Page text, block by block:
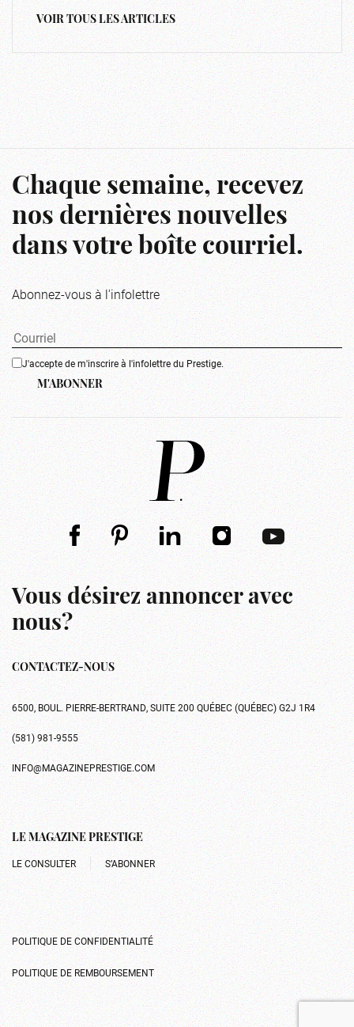
VOIR TOUS LES ARTICLES
Chaque semaine, recevez
nos dernières nouvelles
dans votre boîte courriel.
Abonnez-vous à l'infolettre
J'accepte de m'inscrire à l'infolettre du Prestige.
M'ABONNER
Vous désirez annoncer avec
nous?
CONTACTEZ-NOUS
6500, BOUL. PIERRE-BERTRAND, SUITE 200 QUÉBEC (QUÉBEC) G2J 1R4
(581) 981-9555
INFO@MAGAZINEPRESTIGE.COM
LE MAGAZINE PRESTIGE
LE CONSULTER S’ABONNER
POLITIQUE DE CONFIDENTIALITÉ
POLITIQUE DE REMBOURSEMENT